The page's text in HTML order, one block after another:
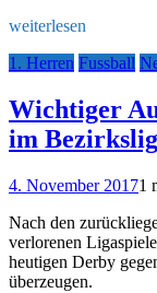
weiterlesen
1. Herren Fussball
Wichtiger
im
4. November 20171
Nach den
verlorenen
heutigen Derby
überzeugen.